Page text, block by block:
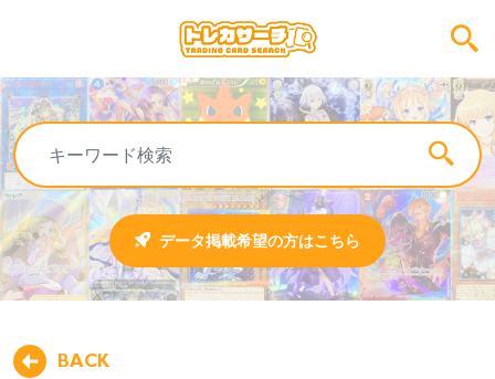
データ掲載希望の方はこちら
BACK